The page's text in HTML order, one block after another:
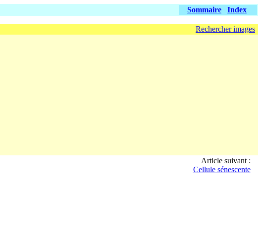
Sommaire Index
Rechercher images
Article suivant :
Cellule sénescente